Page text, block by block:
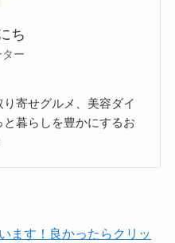
ち
ター
寄せグルメ、美容ダイ
暮らしを豊かにするお
ます！良かったらクリッ